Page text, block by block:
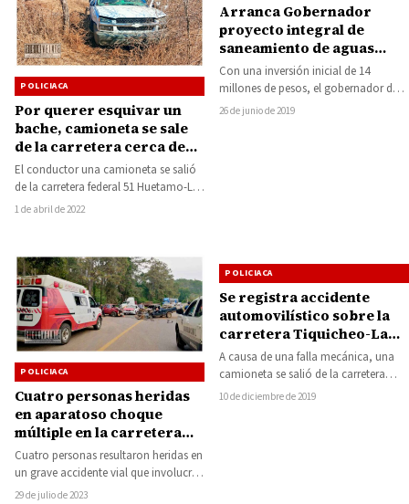
POLICIACA
Por querer esquivar un
bache, camioneta se sale
de la carretera cerca de
Huetamo
El conductor una camioneta se salió
de la carretera federal 51 Huetamo-La
Eréndira, luego que trató de
1 de abril de 2022
Arranca Gobernador
proyecto integral de
saneamiento de aguas
residuales de Huetamo
Con una inversión inicial de 14
millones de pesos, el gobernador de
Michoacán, Silvano Aureoles Conejo,
26 de junio de 2019
POLICIACA
Cuatro personas heridas
en aparatoso choque
múltiple en la carretera
Tacámbaro-Yoricostio
Cuatro personas resultaron heridas en
un grave accidente vial que involucró
a dos camionetas y un vehículo de…
29 de julio de 2023
POLICIACA
Se registra accidente
automovilístico sobre la
carretera Tiquicheo-La
Eréndira
A causa de una falla mecánica, una
camioneta se salió de la carretera
ocasionando que su conductor
10 de diciembre de 2019